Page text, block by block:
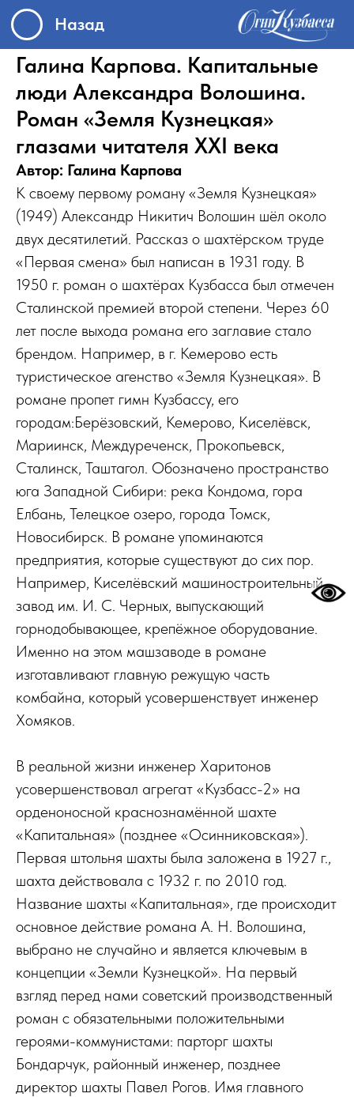
Назад
Галина Карпова. Капитальные
люди Александра Волошина.
Роман «Земля Кузнецкая»
глазами читателя XXI века
Автор: Галина Карпова
К своему первому роману «Земля Кузнецкая»
(1949) Александр Никитич Волошин шёл около
двух десятилетий. Рассказ о шахтёрском труде
«Первая смена» был написан в 1931 году. В
1950 г. роман о шахтёрах Кузбасса был отмечен
Сталинской премией второй степени. Через 60
лет после выхода романа его заглавие стало
брендом. Например, в г. Кемерово есть
туристическое агенство «Земля Кузнецкая». В
романе пропет гимн Кузбассу, его
городам:Берёзовский, Кемерово, Киселёвск,
Мариинск, Междуреченск, Прокопьевск,
Сталинск, Таштагол. Обозначено пространство
юга Западной Сибири: река Кондома, гора
Елбань, Телецкое озеро, города Томск,
Новосибирск. В романе упоминаются
предприятия, которые существуют до сих пор.
Например, Киселёвский машиностроительный
завод им. И. С. Черных, выпускающий
горнодобывающее, крепёжное оборудование.
Именно на этом машзаводе в романе
изготавливают главную режущую часть
комбайна, который усовершенствует инженер
Хомяков.
В реальной жизни инженер Харитонов
усовершенствовал агрегат «Кузбасс-2» на
орденоносной краснознамённой шахте
«Капитальная» (позднее «Осинниковская»).
Первая штольня шахты была заложена в 1927 г.,
шахта действовала с 1932 г. по 2010 год.
Название шахты «Капитальная», где происходит
основное действие романа А. Н. Волошина,
выбрано не случайно и является ключевым в
концепции «Земли Кузнецкой». На первый
взгляд перед нами советский производственный
роман с обязательными положительными
героями-коммунистами: парторг шахты
Бондарчук, районный инженер, позднее
директор шахты Павел Рогов. Имя главного